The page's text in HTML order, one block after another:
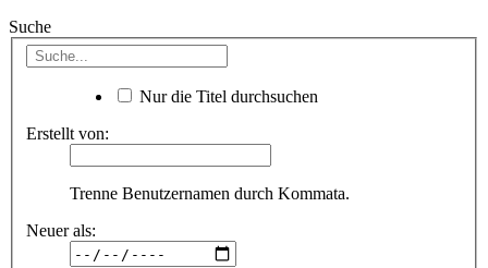
Suche
Nur die Titel durchsuchen
Erstellt von:
Trenne Benutzernamen durch Kommata.
Neuer als: